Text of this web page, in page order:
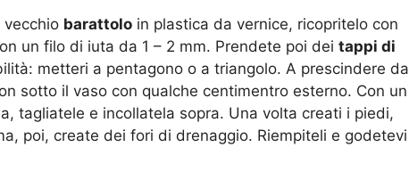
barattolo in plastica da vernice, ricopritelo con
un filo di iuta da 1 – 2 mm. Prendete poi dei tappi di
metteri a pentagono o a triangolo. A prescindere da
sotto il vaso con qualche centimentro esterno. Con un
tagliatele e incollatela sopra. Una volta creati i piedi,
poi, create dei fori di drenaggio. Riempiteli e godetevi